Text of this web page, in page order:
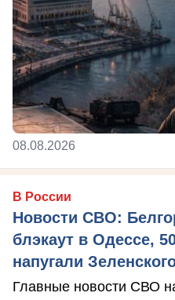
08.08.2026
В России
Новости СВО:
блэкаут в Одессе,
напугали
Главные новости СВО